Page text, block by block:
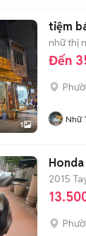
1
tiệm
nhữ thị
Đến
Nhữ
2015